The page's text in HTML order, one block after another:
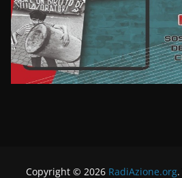
Copyright © 2026 RadiAzione.org.